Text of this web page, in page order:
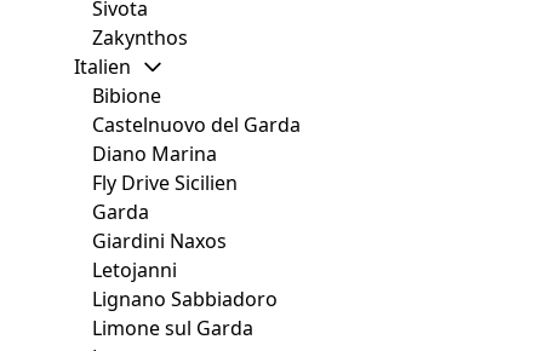
Sivota
Zakynthos
Italien
Bibione
Castelnuovo del Garda
Diano Marina
Fly Drive Sicilien
Garda
Giardini Naxos
Letojanni
Lignano Sabbiadoro
Limone sul Garda